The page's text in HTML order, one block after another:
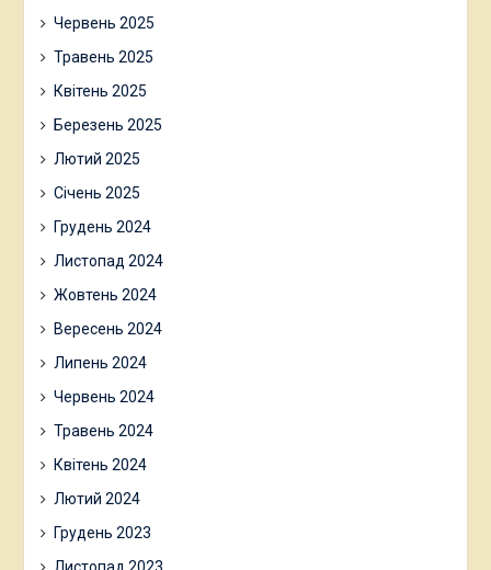
Червень 2025
Травень 2025
Квітень 2025
Березень 2025
Лютий 2025
Січень 2025
Грудень 2024
Листопад 2024
Жовтень 2024
Вересень 2024
Липень 2024
Червень 2024
Травень 2024
Квітень 2024
Лютий 2024
Грудень 2023